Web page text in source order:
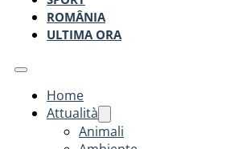
ROMÂNIA
ULTIMA ORA
Home
Attualità
Animali